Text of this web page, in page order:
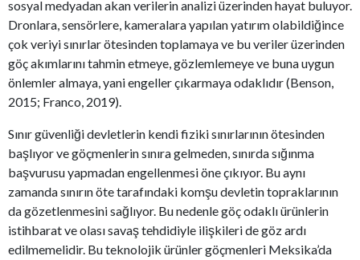
sosyal medyadan akan verilerin analizi üzerinden hayat buluyor.
Dronlara, sensörlere, kameralara yapılan yatırım olabildiğince
çok veriyi sınırlar ötesinden toplamaya ve bu veriler üzerinden
göç akımlarını tahmin etmeye, gözlemlemeye ve buna uygun
önlemler almaya, yani engeller çıkarmaya odaklıdır (Benson,
2015; Franco, 2019).
Sınır güvenliği devletlerin kendi fiziki sınırlarının ötesinden
başlıyor ve göçmenlerin sınıra gelmeden, sınırda sığınma
başvurusu yapmadan engellenmesi öne çıkıyor. Bu aynı
zamanda sınırın öte tarafındaki komşu devletin topraklarının
da gözetlenmesini sağlıyor. Bu nedenle göç odaklı ürünlerin
istihbarat ve olası savaş tehdidiyle ilişkileri de göz ardı
edilmemelidir. Bu teknolojik ürünler göçmenleri Meksika’da